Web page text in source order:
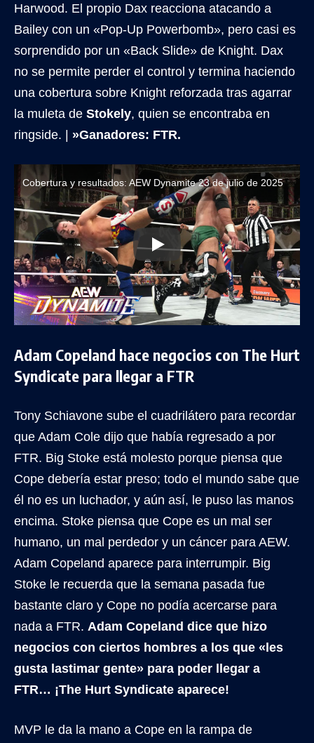
Harwood. El propio Dax reacciona atacando a
Bailey con un «Pop-Up Powerbomb», pero casi es
sorprendido por un «Back Slide» de Knight. Dax
no se permite perder el control y termina haciendo
una cobertura sobre Knight reforzada tras agarrar
la muleta de Stokely, quien se encontraba en
ringside. | »Ganadores: FTR.
Cobertura y resultados: AEW Dynamite 23 de julio de 2025
Adam Copeland hace negocios con The Hurt
Syndicate para llegar a FTR
Tony Schiavone sube el cuadrilátero para recordar
que Adam Cole dijo que había regresado a por
FTR. Big Stoke está molesto porque piensa que
Cope debería estar preso; todo el mundo sabe que
él no es un luchador, y aún así, le puso las manos
encima. Stoke piensa que Cope es un mal ser
humano, un mal perdedor y un cáncer para AEW.
Adam Copeland aparece para interrumpir. Big
Stoke le recuerda que la semana pasada fue
bastante claro y Cope no podía acercarse para
nada a FTR. Adam Copeland dice que hizo
negocios con ciertos hombres a los que «les
gusta lastimar gente» para poder llegar a
FTR… ¡The Hurt Syndicate aparece!
MVP le da la mano a Cope en la rampa de